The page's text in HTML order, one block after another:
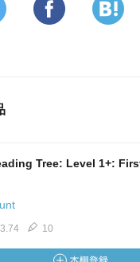
Tree: Level 1+:
3.74 10